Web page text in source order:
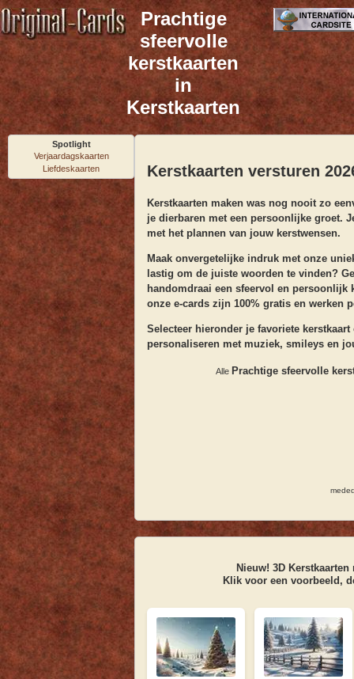
Prachtige
sfeervolle
kerstkaarten
in
Kerstkaarten
Spotlight
Verjaardagskaarten
Liefdeskaarten
Kerstkaarten versturen
Kerstkaarten maken was nog nooit zo
je dierbaren met een persoonlijke groet.
met het plannen van jouw kerstwensen.
Maak onvergetelijke indruk met onze
lastig om de juiste woorden te vinden?
handomdraai een sfeervol en
onze e-cards zijn 100% gratis en werken
Selecteer hieronder je favoriete
personaliseren met muziek, smileys en
Alle Prachtige sfeervolle
Nieuw! 3D Kerstkaarten
Klik voor een voorbeeld,